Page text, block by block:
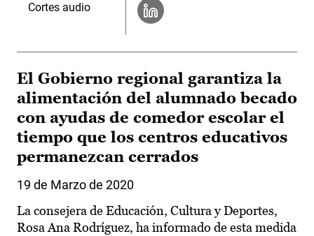
Cortes audio
El Gobierno regional garantiza la
alimentación del alumnado becado
con ayudas de comedor escolar el
tiempo que los centros educativos
permanezcan cerrados
19 de Marzo de 2020
La consejera de Educación, Cultura y Deportes,
Rosa Ana Rodríguez, ha informado de esta medida